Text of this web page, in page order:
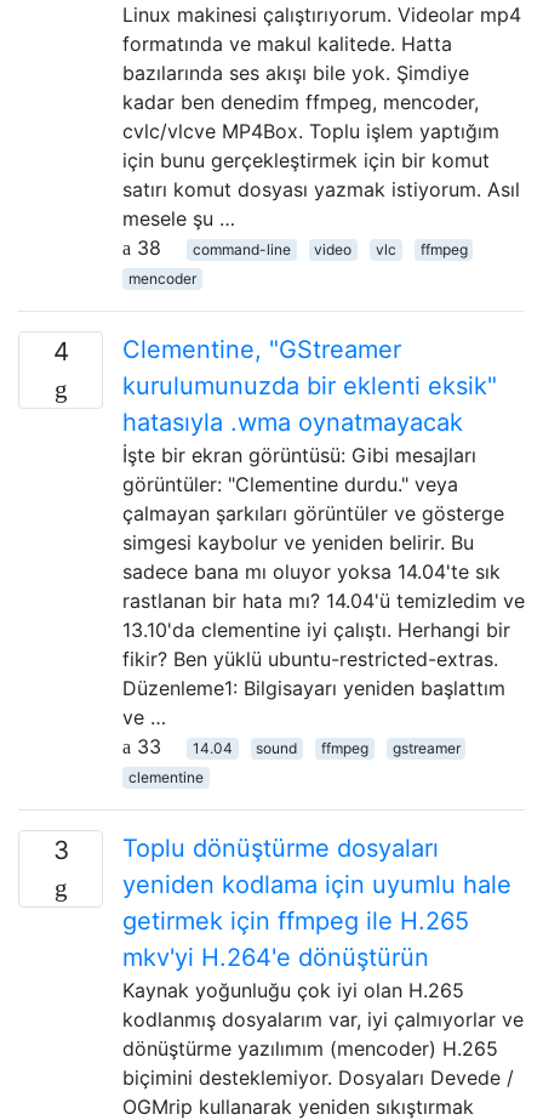
Linux makinesi çalıştırıyorum. Videolar mp4
formatında ve makul kalitede. Hatta
bazılarında ses akışı bile yok. Şimdiye
kadar ben denedim ffmpeg, mencoder,
cvlc/vlcve MP4Box. Toplu işlem yaptığım
için bunu gerçekleştirmek için bir komut
satırı komut dosyası yazmak istiyorum. Asıl
mesele şu …
38
command-line video vlc
ffmpeg
mencoder
4
Clementine, "GStreamer
kurulumunuzda bir eklenti eksik"
hatasıyla .wma oynatmayacak
İşte bir ekran görüntüsü: Gibi mesajları
görüntüler: "Clementine durdu." veya
çalmayan şarkıları görüntüler ve gösterge
simgesi kaybolur ve yeniden belirir. Bu
sadece bana mı oluyor yoksa 14.04'te sık
rastlanan bir hata mı? 14.04'ü temizledim ve
13.10'da clementine iyi çalıştı. Herhangi bir
fikir? Ben yüklü ubuntu-restricted-extras.
Düzenleme1: Bilgisayarı yeniden başlattım
ve …
33
14.04 sound ffmpeg
gstreamer
clementine
3
Toplu dönüştürme dosyaları
yeniden kodlama için uyumlu hale
getirmek için ffmpeg ile H.265
mkv'yi H.264'e dönüştürün
Kaynak yoğunluğu çok iyi olan H.265
kodlanmış dosyalarım var, iyi çalmıyorlar ve
dönüştürme yazılımım (mencoder) H.265
biçimini desteklemiyor. Dosyaları Devede /
OGMrip kullanarak yeniden sıkıştırmak